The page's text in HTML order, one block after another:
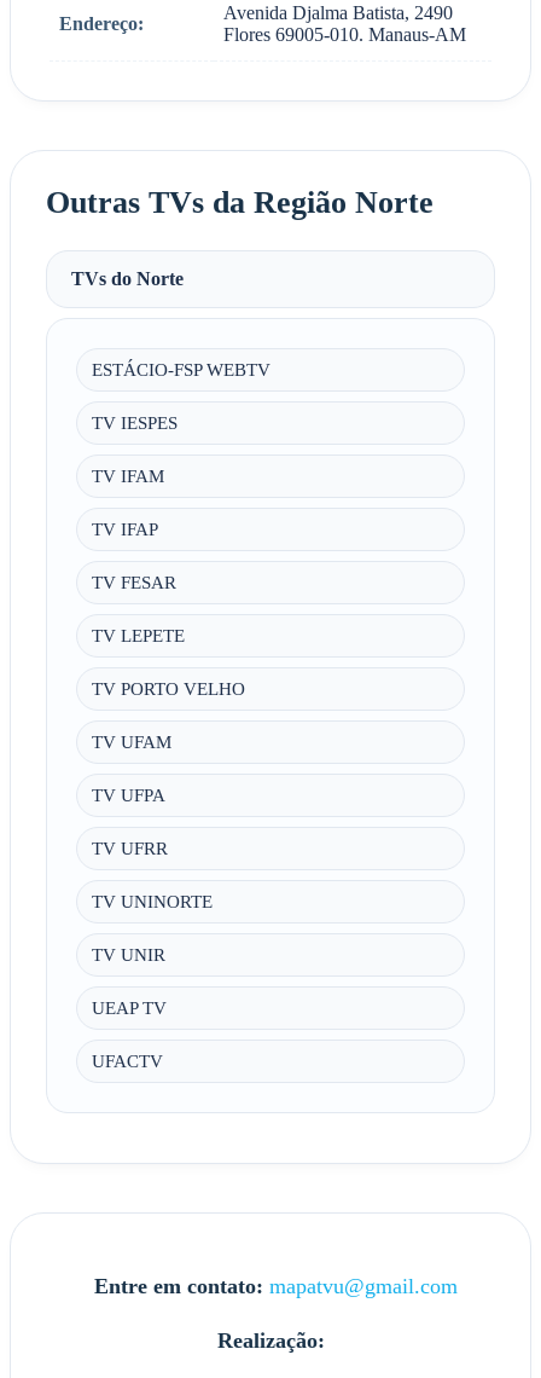
Endereço:
Avenida Djalma Batista, 2490
Flores 69005-010. Manaus-AM
Outras TVs da Região Norte
TVs do Norte
ESTÁCIO-FSP WEBTV
TV IESPES
TV IFAM
TV IFAP
TV FESAR
TV LEPETE
TV PORTO VELHO
TV UFAM
TV UFPA
TV UFRR
TV UNINORTE
TV UNIR
UEAP TV
UFACTV
Entre em contato: mapatvu@gmail.com
Realização: